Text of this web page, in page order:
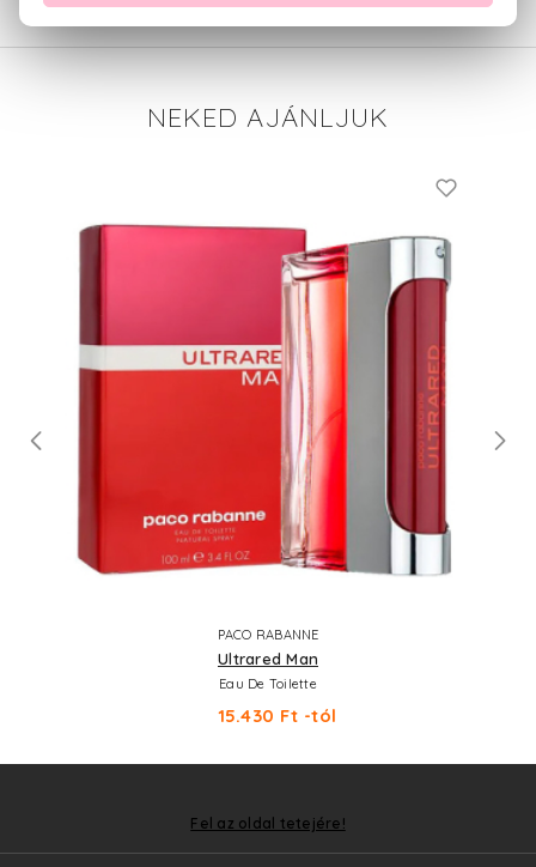
NEKED AJÁNLJUK
PACO RABANNE
Ultrared Man
Eau De Toilette
15.430 Ft -tól
Fel az oldal tetejére!